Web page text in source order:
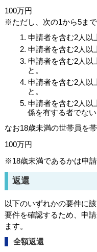
100万円
※ただし、次の1から5ま
申請者を含む2人以
申請者を含む2人以
申請者を含む2人以
と。
申請者を含む2人以
と。
申請者を含む2人以
係を有する者でない
なお18歳未満の世帯員を
100万円
※18歳未満であるかは申
返還
以下のいずれかの要件に
要件を確認するため、申
ます。
全額返還